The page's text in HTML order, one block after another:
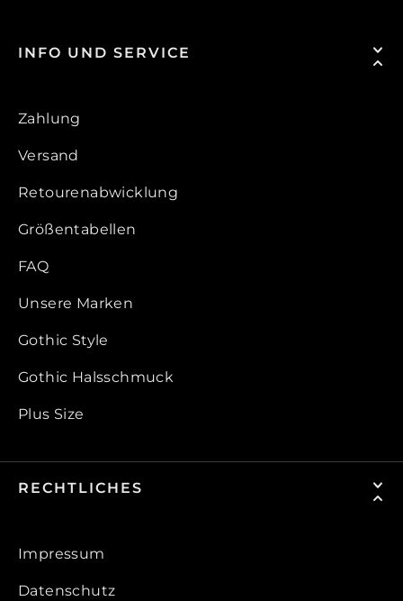
INFO UND SERVICE
Zahlung
Versand
Retourenabwicklung
Größentabellen
FAQ
Unsere Marken
Gothic Style
Gothic Halsschmuck
Plus Size
RECHTLICHES
Impressum
Datenschutz